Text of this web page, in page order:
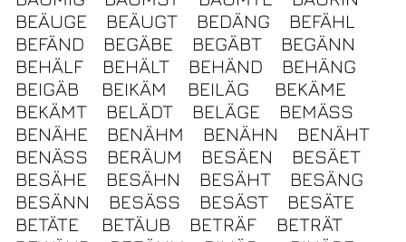
BEÄUGE
BEÄUGT BEDÄNG
BEFÄHL
BEFÄND
BEGÄBE BEGÄBT
BEGÄNN
BEHÄLF
BEHÄLT BEHÄND
BEHÄNG
BEIGÄB
BEIKÄM BEILÄG
BEKÄME
BEKÄMT
BELÄDT BELÄGE
BEMÄSS
BENÄHE
BENÄHM BENÄHN
BENÄHT
BENÄSS
BERÄUM BESÄEN
BESÄET
BESÄHE
BESÄHN BESÄHT
BESÄNG
BESÄNN
BESÄSS BESÄST
BESÄTE
BETÄTE
BETÄUB BETRÄF
BETRÄT